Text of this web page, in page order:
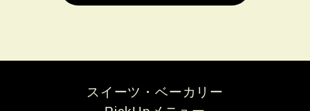
スイーツ・ベーカリー